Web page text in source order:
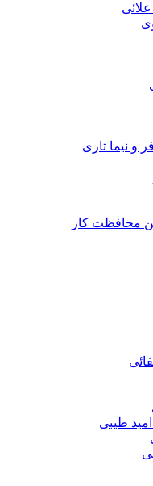
و نیما تاری
محافظت کار
طیبی